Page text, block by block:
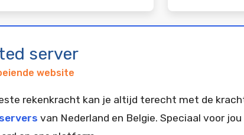
server
website
rekenkracht kan je altijd terecht met de
van Nederland en Belgie. Speciaal voor